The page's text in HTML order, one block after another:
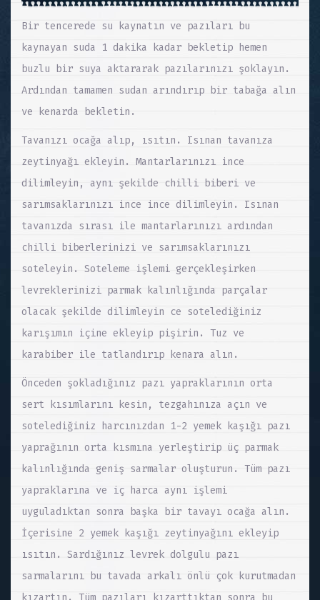
Bir tencerede su kaynatın ve pazıları bu
kaynayan suda 1 dakika kadar bekletip hemen
buzlu bir suya aktararak pazılarınızı şoklayın.
Ardından tamamen sudan arındırıp bir tabağa alın
ve kenarda bekletin.
Tavanızı ocağa alıp, ısıtın. Isınan tavanıza
zeytinyağı ekleyin. Mantarlarınızı ince
dilimleyin, aynı şekilde chilli biberi ve
sarımsaklarınızı ince ince dilimleyin. Isınan
tavanızda sırası ile mantarlarınızı ardından
chilli biberlerinizi ve sarımsaklarınızı
soteleyin. Soteleme işlemi gerçekleşirken
levreklerinizi parmak kalınlığında parçalar
olacak şekilde dilimleyin ce sotelediğiniz
karışımın içine ekleyip pişirin. Tuz ve
karabiber ile tatlandırıp kenara alın.
Önceden şokladığınız pazı yapraklarının orta
sert kısımlarını kesin, tezgahınıza açın ve
sotelediğiniz harcınızdan 1-2 yemek kaşığı pazı
yaprağının orta kısmına yerleştirip üç parmak
kalınlığında geniş sarmalar oluşturun. Tüm pazı
yapraklarına ve iç harca aynı işlemi
uyguladıktan sonra başka bir tavayı ocağa alın.
İçerisine 2 yemek kaşığı zeytinyağını ekleyip
ısıtın. Sardığınız levrek dolgulu pazı
sarmalarını bu tavada arkalı önlü çok kurutmadan